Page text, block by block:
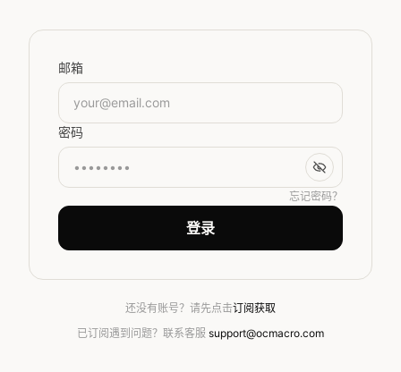
邮箱
密码
忘记密码？
登录
还没有账号？请先点击订阅获取
已订阅遇到问题？联系客服 support@ocmacro.com